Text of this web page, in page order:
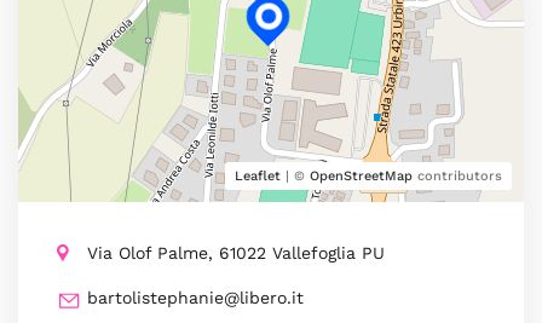
Leaflet | © OpenStreetMap contributors
Via Olof Palme, 61022 Vallefoglia PU
bartolistephanie@libero.it